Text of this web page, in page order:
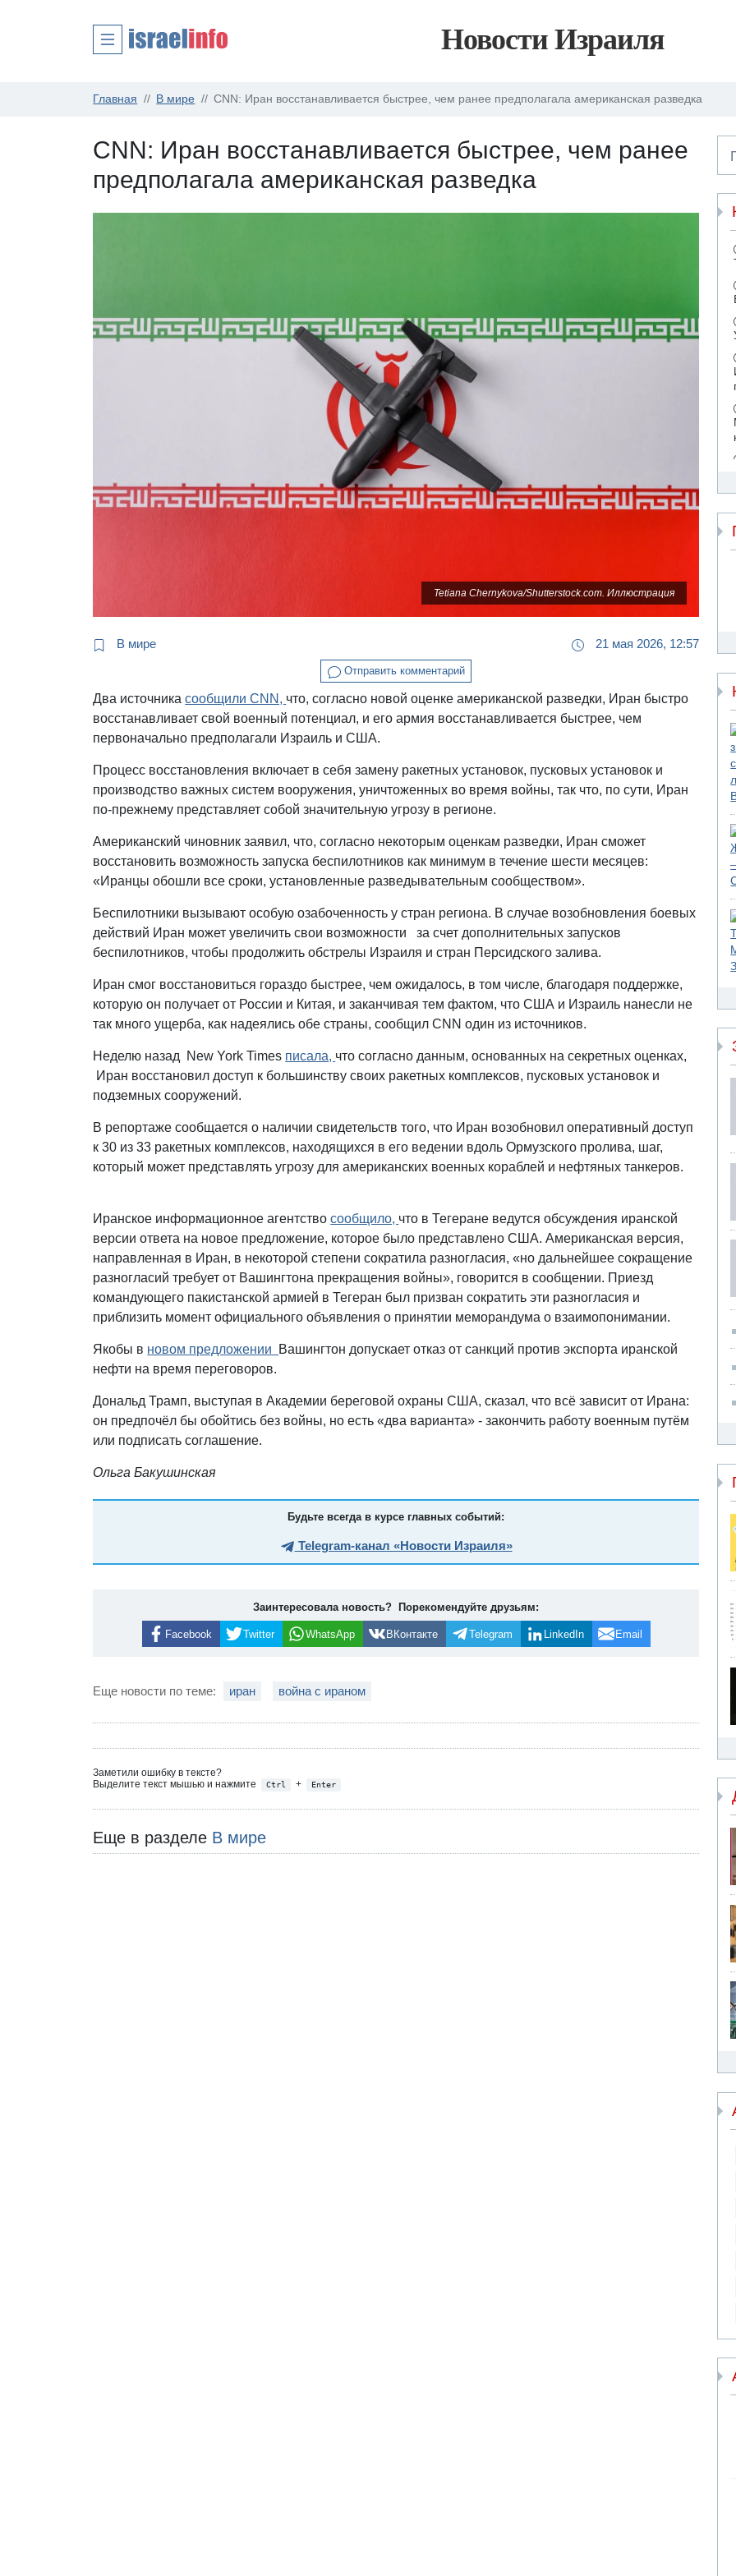
Новости Израиля
Главная В мире CNN: Иран восстанавливается быстрее, чем ранее предполагала американская разведка
CNN: Иран восстанавливается быстрее, чем ранее
предполагала американская разведка
Tetiana Chernykova/Shutterstock.com. Иллюстрация
В мире 21 мая 2026, 12:57
Отправить комментарий
Два источникасообщили CNN, что, согласно новой оценке американской разведки, Иран быстро
восстанавливает свой военный потенциал, и его армия восстанавливается быстрее, чем
первоначально предполагали Израиль и США.
Процесс восстановления включает в себя замену ракетных установок, пусковых установок и
производство важных систем вооружения, уничтоженных во время войны, так что, по сути, Иран
по-прежнему представляет собой значительную угрозу в регионе.
Американский чиновник заявил, что, согласно некоторым оценкам разведки, Иран сможет
восстановить возможность запуска беспилотников как минимум в течение шести месяцев:
«Иранцы обошли все сроки, установленные разведывательным сообществом».
Беспилотники вызывают особую озабоченность у стран региона. В случае возобновления боевых
действий Иран может увеличить свои возможности за счет дополнительных запусков
беспилотников, чтобы продолжить обстрелы Израиля и стран Персидского залива.
Иран смог восстановиться гораздо быстрее, чем ожидалось, в том числе, благодаря поддержке,
которую он получает от России и Китая, и заканчивая тем фактом, что США и Израиль нанесли не
так много ущерба, как надеялись обе страны, сообщил CNN один из источников.
Неделю назад New York Times писала, что согласно данным, основанных на секретных оценках,
Иран восстановил доступ к большинству своих ракетных комплексов, пусковых установок и
подземных сооружений.
В репортаже сообщается о наличии свидетельств того, что Иран возобновил оперативный доступ
к 30 из 33 ракетных комплексов, находящихся в его ведении вдоль Ормузского пролива, шаг,
который может представлять угрозу для американских военных кораблей и нефтяных танкеров.
Иранское информационное агентствосообщило, что в Тегеране ведутся обсуждения иранской
версии ответа на новое предложение, которое было представлено США. Американская версия,
направленная в Иран, в некоторой степени сократила разногласия, «но дальнейшее сокращение
разногласий требует от Вашингтона прекращения войны», говорится в сообщении. Приезд
командующего пакистанской армией в Тегеран был призван сократить эти разногласия и
приблизить момент официального объявления о принятии меморандума о взаимопонимании.
Якобы в новом предложении
Вашингтон допускает отказ от санкций против экспорта иранской
нефти на время переговоров.
Дональд Трамп, выступая в Академии береговой охраны США, сказал, что всё зависит от Ирана:
он предпочёл бы обойтись без войны, но есть «два варианта» - закончить работу военным путём
или подписать соглашение.
Ольга Бакушинская
Будьте всегда в курсе главных событий:
Telegram-канал «Новости Израиля»
Заинтересовала новость? Порекомендуйте друзьям:
Facebook Twitter WhatsApp ВКонтакте Telegram LinkedIn Email
Еще новости по теме: иран война с ираном
Заметили ошибку в тексте?
Выделите текст мышью и нажмите
Ctrl + Enter
Еще в разделе В мире